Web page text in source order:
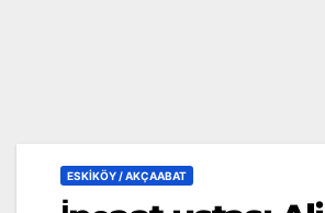
ESKİKÖY / AKÇAABAT